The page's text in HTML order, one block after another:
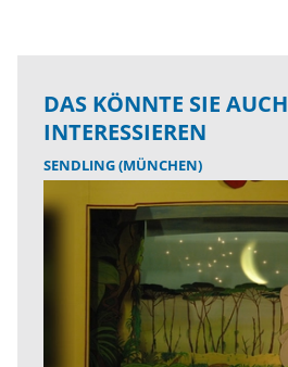
DAS KÖNNTE SIE AUCH
INTERESSIEREN
SENDLING (MÜNCHEN)